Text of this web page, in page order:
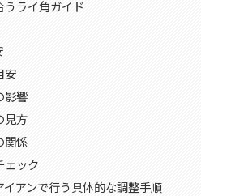
ライ角ガイド
安
影響
見方
関係
ェック
アンで行う具体的な調整手順